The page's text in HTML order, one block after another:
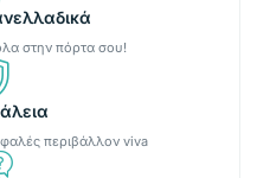
στην πόρτα σου!
περιβάλλον viva